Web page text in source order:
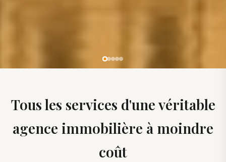
Tous les services d'une véritable
agence immobilière à moindre
coût